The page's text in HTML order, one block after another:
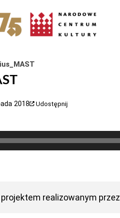
2018 Udostępnij
realizowanym przez